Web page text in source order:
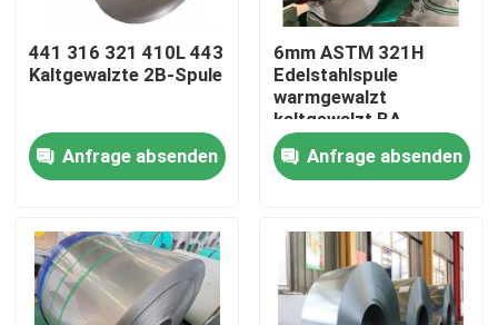
Haus
Produkte
Videos
441 316 321 410L 443
Kaltgewalzte 2B-Spule
Anfrage absenden
6mm ASTM 321H
Edelstahlspule
warmgewalzt
kaltgewalzt BA-
Oberfläche
Zuschnittservice
verfügbar
Anfrage absenden